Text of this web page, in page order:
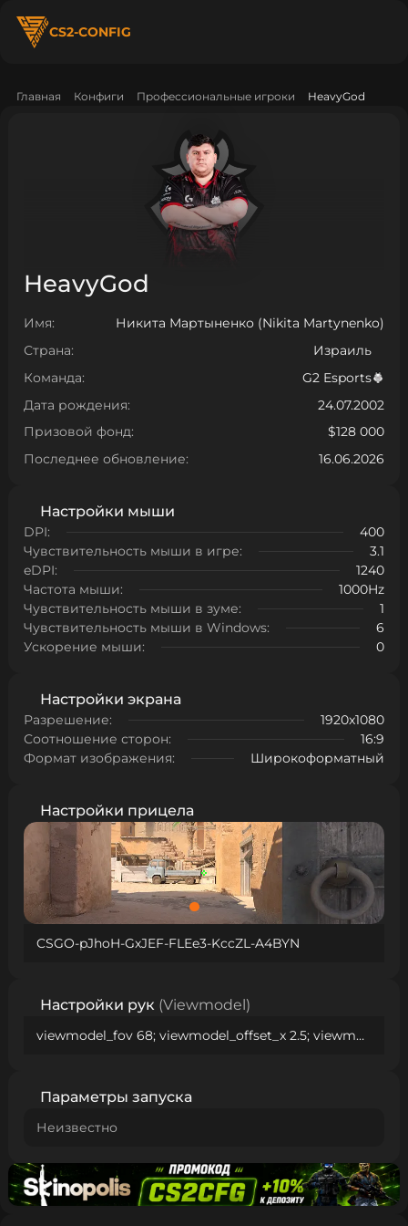
CS2-CONFIG
Главная Конфиги Профессиональные игроки HeavyGod
HeavyGod
Имя:
Никита Мартыненко (Nikita Martynenko)
Страна:
Израиль
Команда:
G2 Esports
Дата рождения:
24.07.2002
Призовой фонд:
$128 000
Последнее обновление:
16.06.2026
Настройки мыши
DPI:
400
Чувствительность мыши в игре:
3.1
eDPI:
1240
Частота мыши:
1000Hz
Чувствительность мыши в зуме:
1
Чувствительность мыши в Windows:
6
Ускорение мыши:
0
Настройки экрана
Разрешение:
1920x1080
Соотношение сторон:
16:9
Формат изображения:
Широкоформатный
Настройки прицела
CSGO-pJhoH-GxJEF-FLEe3-KccZL-A4BYN
Настройки рук (Viewmodel)
viewmodel_fov 68; viewmodel_offset_x 2.5; viewmodel_offset_y 0; viewmodel_offset_z -1.5; viewmodel_presetpos 2;
Параметры запуска
Неизвестно